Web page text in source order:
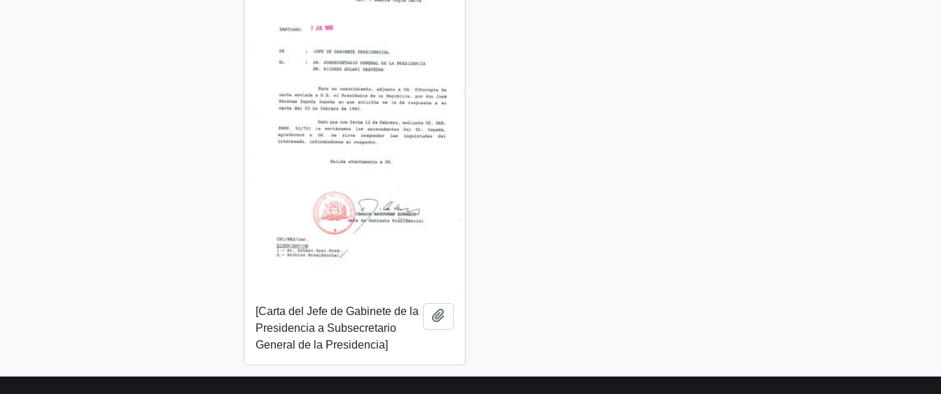
[Carta del Jefe de Gabinete de la
Presidencia a Subsecretario
General de la Presidencia]